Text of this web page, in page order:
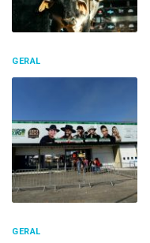
GERAL
GERAL